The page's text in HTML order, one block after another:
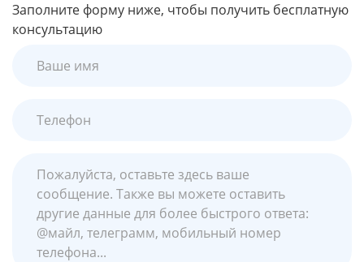
Заполните форму ниже, чтобы получить бесплатную
консультацию